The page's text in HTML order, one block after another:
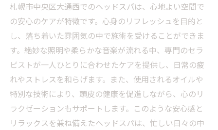
札幌市中央区大通西でのヘッドスパは、心地よい空間で
の安心のケアが特徴です。心身のリフレッシュを目的と
し、落ち着いた雰囲気の中で施術を受けることができま
す。絶妙な照明や柔らかな音楽が流れる中、専門のセラ
ピストが一人ひとりに合わせたケアを提供し、日常の疲
れやストレスを和らげます。また、使用されるオイルや
特別な技術により、頭皮の健康を促進しながら、心のリ
ラクゼーションもサポートします。このような安心感と
リラックスを兼ね備えたヘッドスパは、忙しい日々の中